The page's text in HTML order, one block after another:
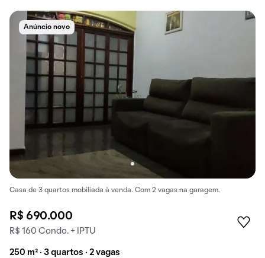
Anúncio novo
Casa de 3 quartos mobiliada à venda. Com 2 vagas na garagem.
R$ 690.000
R$ 160 Condo. + IPTU
250 m² · 3 quartos · 2 vagas